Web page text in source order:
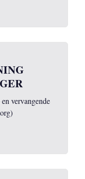
vervangende